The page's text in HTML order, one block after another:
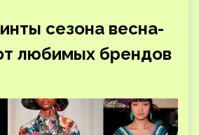
сезона весна-
любимых брендов